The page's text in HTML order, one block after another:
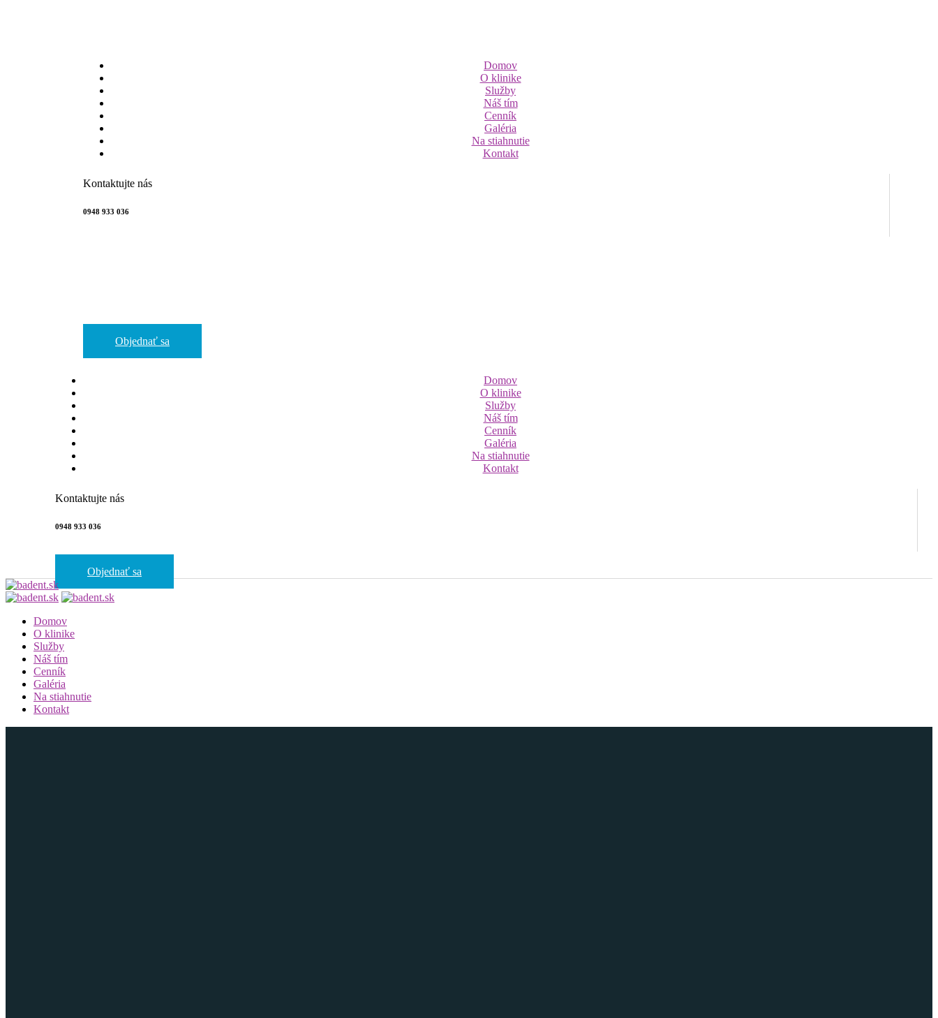
Domov
O klinike
Služby
Náš tím
Cenník
Galéria
Na stiahnutie
Kontakt
0948 933 036
Kontaktujte nás
Objednať sa
Domov
O klinike
Služby
Náš tím
Cenník
Galéria
Na stiahnutie
Kontakt
0948 933 036
Kontaktujte nás
Objednať sa
Domov
O klinike
Služby
Náš tím
Cenník
Galéria
Na stiahnutie
Kontakt